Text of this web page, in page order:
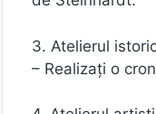
3. Atelierul
– Realizați o